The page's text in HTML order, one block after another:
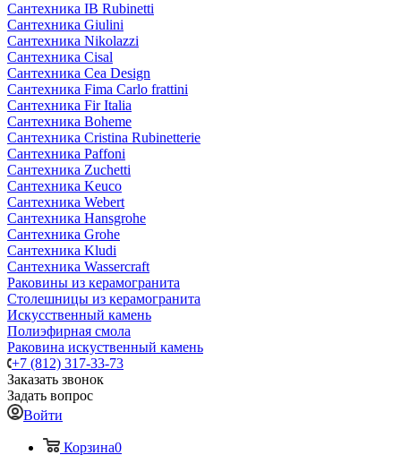
Сантехника IB Rubinetti
Сантехника Giulini
Сантехника Nikolazzi
Сантехника Cisal
Сантехника Cea Design
Сантехника Fima Carlo frattini
Сантехника Fir Italia
Сантехника Boheme
Сантехника Cristina Rubinetterie
Сантехника Paffoni
Сантехника Zuchetti
Сантехника Keuco
Сантехника Webert
Сантехника Hansgrohe
Сантехника Grohe
Сантехника Kludi
Сантехника Wassercraft
Раковины из керамогранита
Столешницы из керамогранита
Искусственный камень
Полиэфирная смола
Раковина искуственный камень
+7 (812) 317-33-73
Заказать звонок
Задать вопрос
Войти
Корзина0